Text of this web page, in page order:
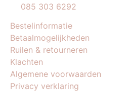
085 303 6292
Bestelinformatie
Betaalmogelijkheden
Ruilen & retourneren
Klachten
Algemene voorwaarden
Privacy verklaring